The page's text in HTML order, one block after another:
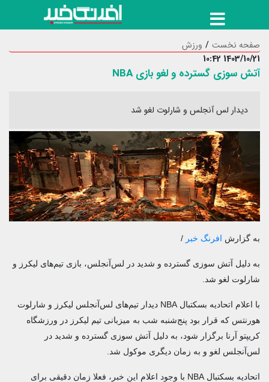
صفحه نخست
ورزش
1403/10/21 10:42
آتش سوزی گسترده و لغو بازی NBA
دیدار لس آنجلس و شارلوت لغو شد
به گزارش افرنگ خبر /
به دلیل آتش سوزی گسترده و شدید در لس‌آنجلس، بازی تیم‌های لیکرز و
شارلوت لغو شد.
با اعلام اتحادیه بسکتبال NBA دیدار تیم‌های لس‌آنجلس لیکرز و شارلوت
هورنتس که قرار بود پنج‌شنبه شب به میزبانی تیم لیکرز در ورزشگاه
کریپتو آرنا برگزار شود، به دلیل آتش سوزی گسترده و شدید در
لس‌آنجلس لغو و به زمان دیگری موکول شد.
اتحادیه بسکتبال NBA با وجود اعلام این خبر، فعلا زمان دقیقی برای